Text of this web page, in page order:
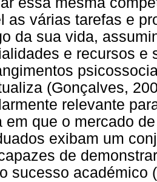
as várias tarefas e
da sua vida,
e recursos e
(Gonçalves,
relevante
em que o mercado
exibam um
de
sucesso académico